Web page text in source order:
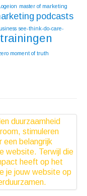
Logeion master of marketing
podcasts
see-think-do-care-
trainingen
moment of truth